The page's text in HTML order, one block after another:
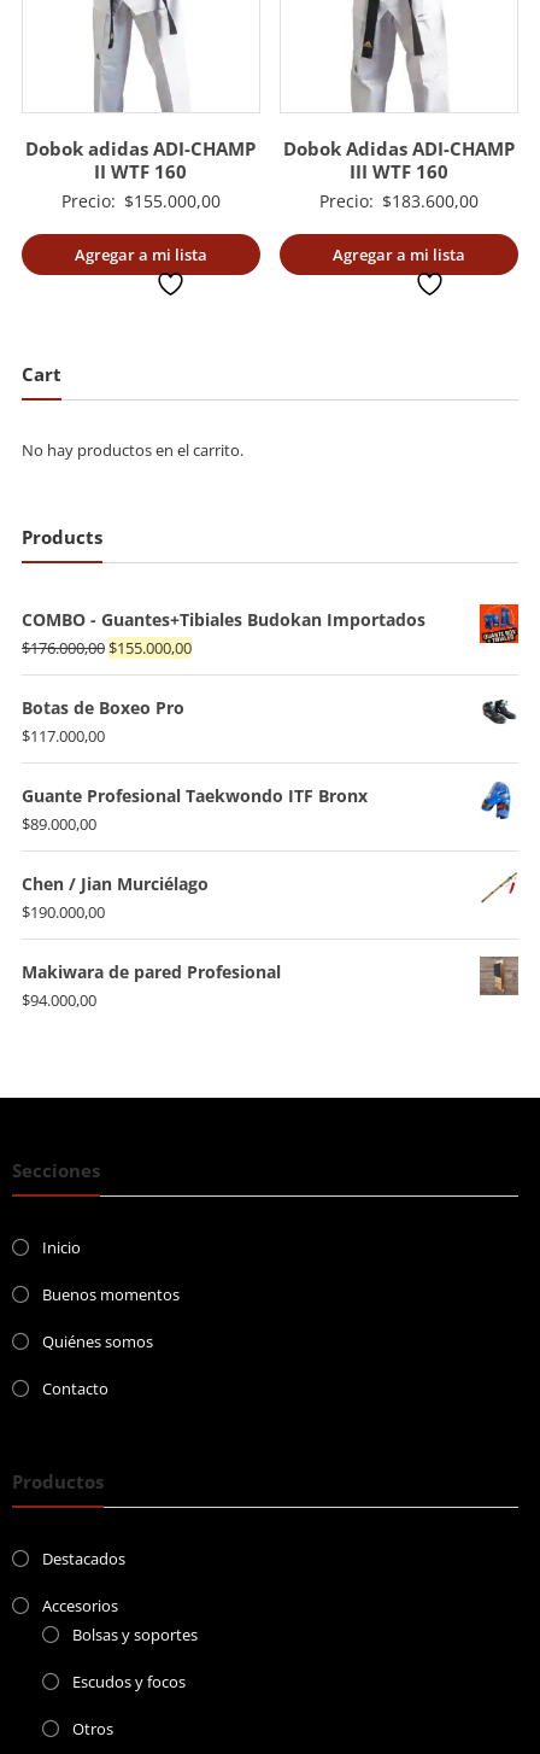
Dobok adidas ADI-CHAMP
II WTF 160
Precio: $155.000,00
Agregar a mi lista
Dobok Adidas ADI-CHAMP
III WTF 160
Precio: $183.600,00
Agregar a mi lista
Cart
No hay productos en el carrito.
Products
COMBO - Guantes+Tibiales Budokan Importados
$176.000,00El
precio
original
$176.000,00.
$155.000,00El
precio
$155.000,00.
Botas de Boxeo Pro
$117.000,00
Guante Profesional Taekwondo ITF Bronx
$89.000,00
Chen / Jian Murciélago
$190.000,00
Makiwara de pared Profesional
$94.000,00
Secciones
Inicio
Buenos momentos
Quiénes somos
Contacto
Productos
Destacados
Accesorios
Bolsas y soportes
Escudos y focos
Otros